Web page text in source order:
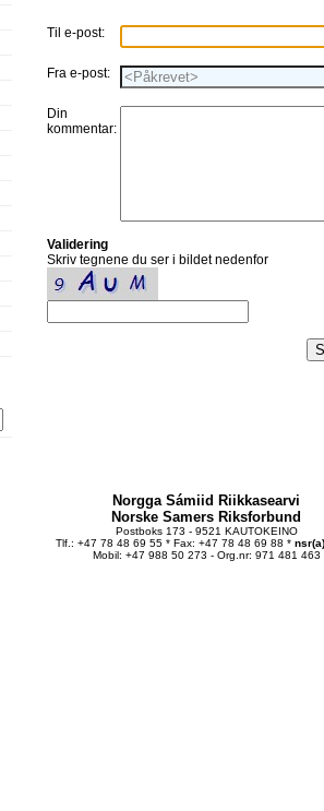
Til e-post:
Fra e-post:
Din
kommentar:
Validering
Skriv tegnene du ser i bildet nedenfor
Norgga Sámiid Riikkasearvi
Norske Samers Riksforbund
Postboks 173 - 9521 KAUTOKEINO
Tlf.: +47 78 48 69 55 * Fax: +47 78 48 69 88 *
Mobil: +47 988 50 273 - Org.nr: 971 481 463